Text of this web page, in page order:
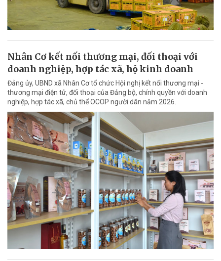
Nhân Cơ kết nối thương mại, đối thoại với
doanh nghiệp, hợp tác xã, hộ kinh doanh
Đảng ủy, UBND xã Nhân Cơ tổ chức Hội nghị kết nối thương mại -
thương mại điện tử, đối thoại của Đảng bộ, chính quyền với doanh
nghiệp, hợp tác xã, chủ thể OCOP người dân năm 2026.